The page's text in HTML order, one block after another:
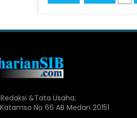
Redaksi &Tata Usaha:
No 66 AB Medan 20151